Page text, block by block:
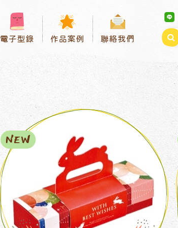
電子型錄 作品案例 聯絡我們
NEW